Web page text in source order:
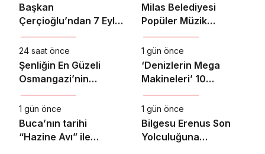
Başkan
Çerçioğlu’ndan 7 Eylül
Temalı Ödüllü Resim,
Şiir ve Kompozisyon
Yarışması
Milas Belediyesi
Popüler Müzik
Orkestrası ‘Mylasa
Band’ Ören’de
Unutulmaz Bir Konser
Verdi
24 saat önce
Şenliğin En Güzeli
Osmangazi’nin
Mahallelerinde
Yaşanıyor
1 gün önce
‘Denizlerin Mega
Makineleri’ 10
Ağustos Pazartesi
21.00’de National
Geographic’te
Başlıyor!
1 gün önce
Buca’nın tarihi
“Hazine Avı” ile
1 gün önce
Bilgesu Erenus Son
Yolculuğuna